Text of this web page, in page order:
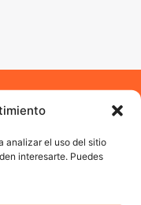
analizar el uso del sitio
interesarte. Puedes
en
Ibiza
en Social Media con